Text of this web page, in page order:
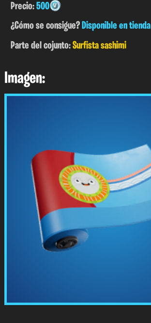
Precio:500
¿Cómo se consigue?Disponible en tienda
Parte del cojunto:Surfista sashimi
Imagen: